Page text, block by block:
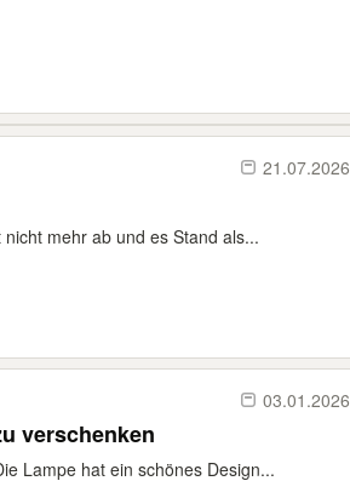
21.07.2026
mehr ab und es Stand als...
03.01.2026
verschenken
Lampe hat ein schönes Design...